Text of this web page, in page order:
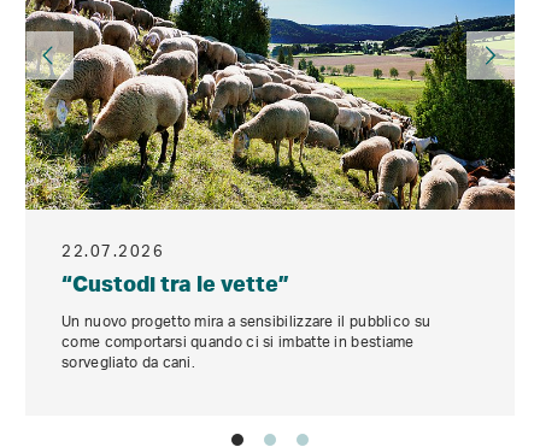
22.07.2026
“Custodi tra le vette”
Un nuovo progetto mira a sensibilizzare il pubblico su
come comportarsi quando ci si imbatte in bestiame
sorvegliato da cani.